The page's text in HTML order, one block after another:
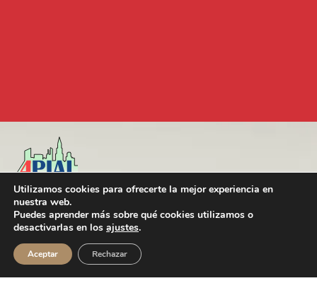
ASOCIACIÓN DE AGENTES DE LA PROPIEDAD
INMOBILIARIA Y AGENTES INMOBILIARIAS DE LA
PROVINCIA DE ALICANTE
Inscrita en el registro ncional de
Número Nacional 606061
Utilizamos cookies para ofrecerte la mejor experiencia en
nuestra web.
Puedes aprender más sobre qué cookies utilizamos o
desactivarlas en los ajustes.
Aceptar Rechazar